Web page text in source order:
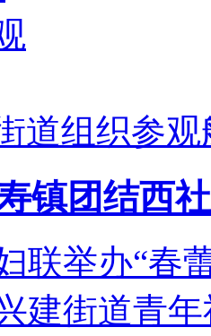
道组织参观
镇团结西
联举办“春
建街道青